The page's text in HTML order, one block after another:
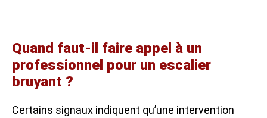
Quand faut-il faire appel à un
professionnel pour un escalier
bruyant ?
Certains signaux indiquent qu’une intervention